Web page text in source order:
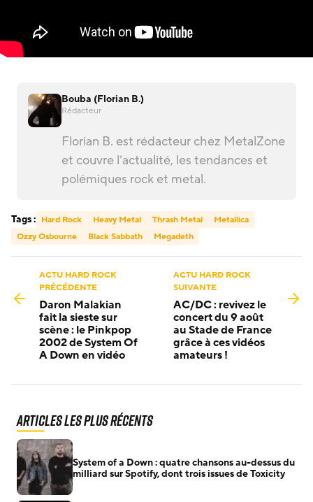
Bouba (Florian B.)
Rédacteur
Florian B. est rédacteur chez MetalZone
et couvre l’actualité, les tendances et
polémiques rock et metal.
Tags : Hard Rock Heavy Metal Thrash Metal
Metallica
Ozzy Osbourne
Black Sabbath Megadeth
ACTU HARD ROCK
PRÉCÉDENTE
Daron Malakian
fait la sieste sur
scène : le Pinkpop
2002 de System Of
A Down en vidéo
ACTU HARD ROCK
SUIVANTE
AC/DC : revivez le
concert du 9 août
au Stade de France
grâce à ces vidéos
amateurs !
Articles les plus récents
System of a Down : quatre chansons au-dessus du
milliard sur Spotify, dont trois issues de Toxicity